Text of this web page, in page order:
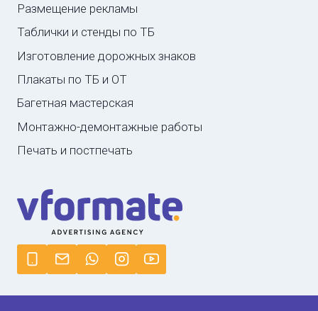
Размещение рекламы
Таблички и стенды по ТБ
Изготовление дорожных знаков
Плакаты по ТБ и ОТ
Багетная мастерская
Монтажно-демонтажные работы
Печать и постпечать